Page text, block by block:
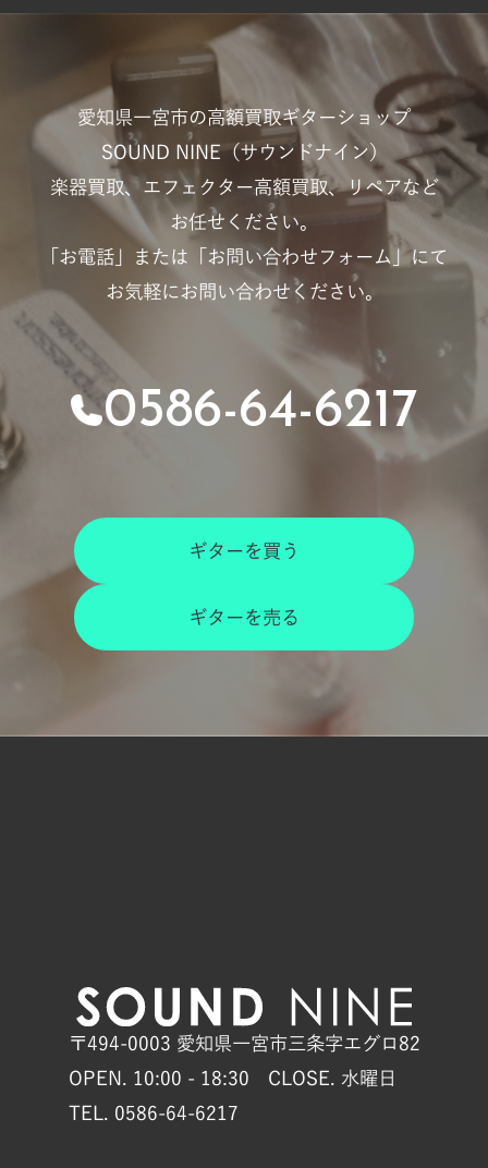
愛知県一宮市の高額買取ギターショップ
SOUND NINE（サウンドナイン）
楽器買取、エフェクター高額買取、リペアなど
お任せください。
「お電話」または「お問い合わせフォーム」にて
お気軽にお問い合わせください。
0586-64-6217
ギターを買う
ギターを売る
〒494-0003 愛知県一宮市三条字エグロ82
OPEN. 10:00 - 18:30 CLOSE. 水曜日
TEL. 0586-64-6217